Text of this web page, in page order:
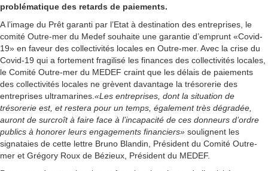
problématique des retards de paiements.
A l’image du Prêt garanti par l’Etat à destination des entreprises, le
comité Outre-mer du Medef souhaite une garantie d’emprunt «Covid-
19» en faveur des collectivités locales en Outre-mer. Avec la crise du
Covid-19 qui a fortement fragilisé les finances des collectivités locales,
le Comité Outre-mer du MEDEF craint que les délais de paiements
des collectivités locales ne grèvent davantage la trésorerie des
entreprises ultramarines. «Les entreprises, dont la situation de
trésorerie est, et restera pour un temps, également très dégradée,
auront de surcroît à faire face à l’incapacité de ces donneurs d’ordre
publics à honorer leurs engagements financiers» soulignent les
signataies de cette lettre Bruno Blandin, Président du Comité Outre-
mer et Grégory Roux de Bézieux, Président du MEDEF.